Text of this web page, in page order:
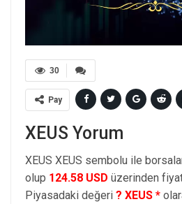
30
Pay
XEUS Yorum
XEUS XEUS sembolu ile
olup 124.58 USD üzerinden
Piyasadaki değeri ? XEUS *